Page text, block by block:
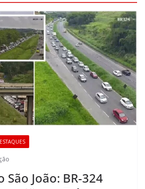
São João: BR-324